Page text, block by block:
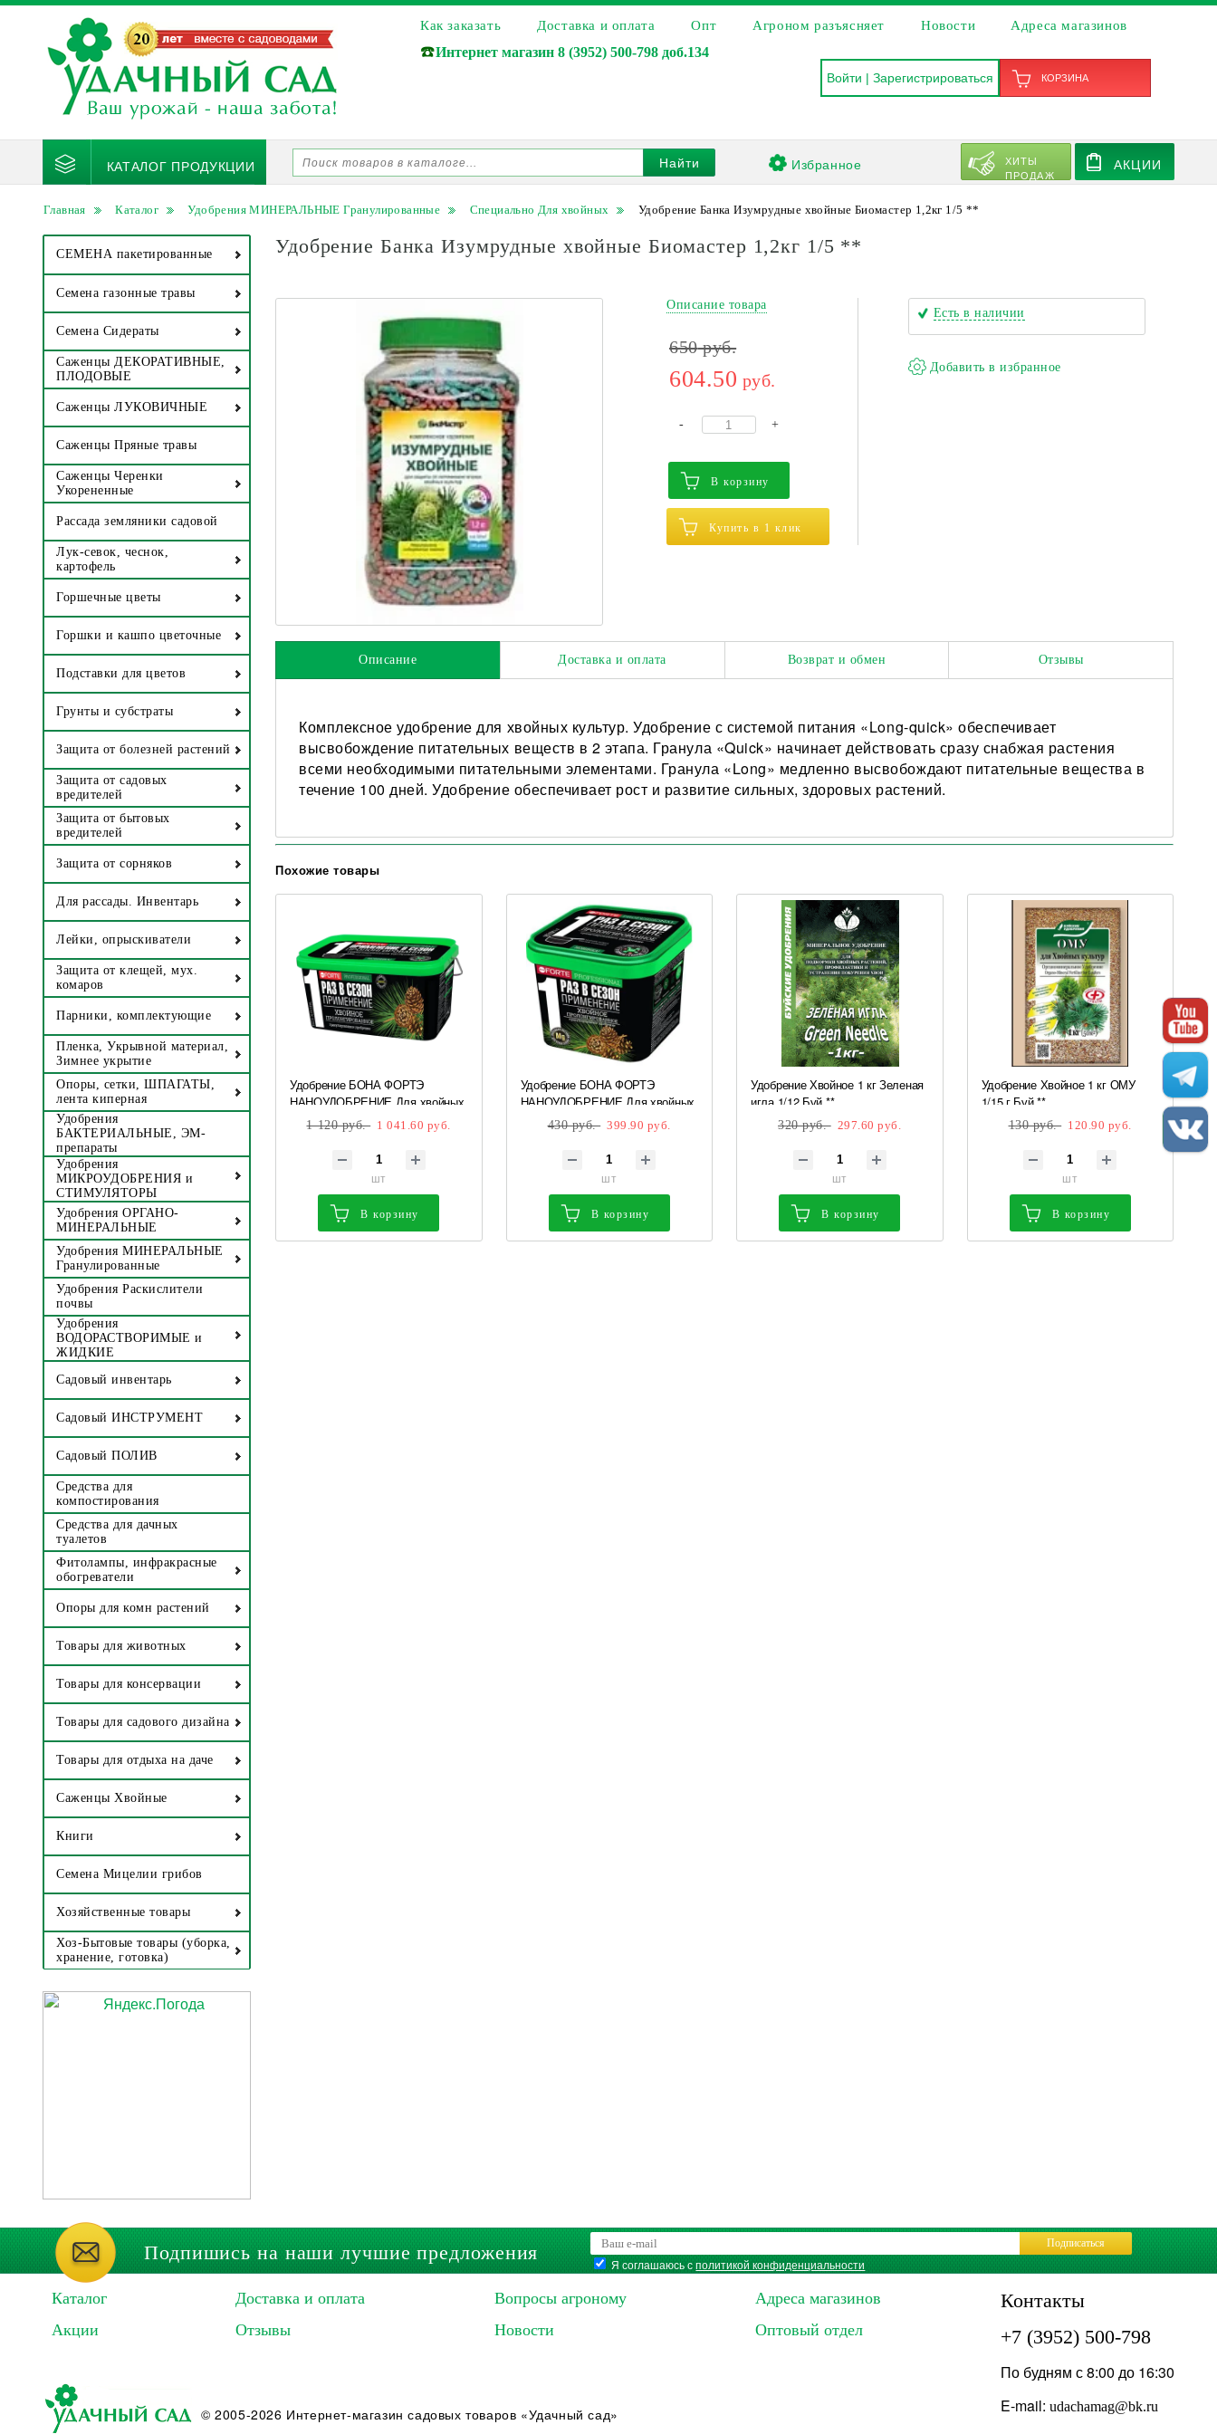
Как заказать Доставка и оплата Опт Агроном разъясняет Новости Адреса магазинов
☎️Интернет магазин 8 (3952) 500-798 доб.134
Войти | Зарегистрироваться КОРЗИНА
КАТАЛОГ ПРОДУКЦИИ Найти Избранное
ХИТЫ
ПРОДАЖ
АКЦИИ
Главная Каталог Удобрения МИНЕРАЛЬНЫЕ Гранулированные Специально Для хвойных Удобрение Банка Изумрудные хвойные Биомастер 1,2кг 1/5 **
СЕМЕНА пакетированные
Семена газонные травы
Семена Сидераты
Саженцы ДЕКОРАТИВНЫЕ,
ПЛОДОВЫЕ
Саженцы ЛУКОВИЧНЫЕ
Саженцы Пряные травы
Саженцы Черенки
Укорененные
Рассада земляники садовой
Лук-севок, чеснок,
картофель
Горшечные цветы
Горшки и кашпо цветочные
Подставки для цветов
Грунты и субстраты
Защита от болезней растений
Защита от садовых
вредителей
Защита от бытовых
вредителей
Защита от сорняков
Для рассады. Инвентарь
Лейки, опрыскиватели
Защита от клещей, мух.
комаров
Парники, комплектующие
Пленка, Укрывной материал,
Зимнее укрытие
Опоры, сетки, ШПАГАТЫ,
лента киперная
Удобрения
БАКТЕРИАЛЬНЫЕ, ЭМ-
препараты
Удобрения
МИКРОУДОБРЕНИЯ и
СТИМУЛЯТОРЫ
Удобрения ОРГАНО-
МИНЕРАЛЬНЫЕ
Удобрения МИНЕРАЛЬНЫЕ
Гранулированные
Удобрения Раскислители
почвы
Удобрения
ВОДОРАСТВОРИМЫЕ и
ЖИДКИЕ
Садовый инвентарь
Садовый ИНСТРУМЕНТ
Садовый ПОЛИВ
Средства для
компостирования
Средства для дачных
туалетов
Фитолампы, инфракрасные
обогреватели
Опоры для комн растений
Товары для животных
Товары для консервации
Товары для садового дизайна
Товары для отдыха на даче
Саженцы Хвойные
Книги
Семена Мицелии грибов
Хозяйственные товары
Хоз-Бытовые товары (уборка,
хранение, готовка)
Удобрение Банка Изумрудные хвойные Биомастер 1,2кг 1/5 **
Описание товара
650руб.
604.50 руб.
- +
В корзину
Купить в 1 клик
Есть в наличии
Описание Доставка и оплата Возврат и обмен Отзывы
Комплексное удобрение для хвойных культур. Удобрение с системой питания «Long-quick» обеспечивает
высвобождение питательных веществ в 2 этапа. Гранула «Quick» начинает действовать сразу снабжая растения
всеми необходимыми питательными элементами. Гранула «Long» медленно высвобождают питательные вещества в
течение 100 дней. Удобрение обеспечивает рост и развитие сильных, здоровых растений.
Похожие товары
Удобрение БОНА ФОРТЭ
НАНОУДОБРЕНИЕ Для хвойных
с биодоступным кремнием 3л
BF23020041 1/12 **
1 120 руб. 1 041.60 руб.
шт
В корзину
Удобрение БОНА ФОРТЭ
НАНОУДОБРЕНИЕ Для хвойных
с биодоступным кремнием 1л
BF23020071 1/12 **
430 руб. 399.90 руб.
шт
В корзину
Удобрение Хвойное 1 кг Зеленая
игла 1/12 Буй **
320 руб. 297.60 руб.
шт
В корзину
Удобрение Хвойное 1 кг ОМУ
1/15 г.Буй **
130 руб. 120.90 руб.
шт
В корзину
Подпишись на наши лучшие предложения
Я соглашаюсь сполитикой конфиденциальности
Подписаться
Каталог
Акции
Доставка и оплата
Отзывы
Вопросы агроному
Новости
Адреса магазинов
Оптовый отдел
Контакты
+7 (3952) 500-798
По будням с 8:00 до 16:30
E-mail: udachamag@bk.ru
© 2005-2026 Интернет-магазин садовых товаров «Удачный сад»